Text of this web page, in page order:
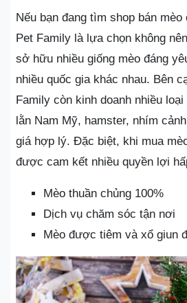
Nếu bạn đang tìm shop bán
Pet Family là lựa chọn không
sở hữu nhiều giống mèo đáng
nhiều quốc gia khác nhau. Bên
Family còn kinh doanh nhiều
lằn Nam Mỹ, hamster, nhím
giá hợp lý. Đặc biệt, khi mua
được cam kết nhiều quyền lợi
Mèo thuần chủng 100%
Dịch vụ chăm sóc tận nơi
Mèo được tiêm và xổ giun